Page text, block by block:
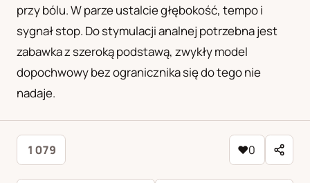
przy bólu. W parze ustalcie głębokość, tempo i
sygnał stop. Do stymulacji analnej potrzebna jest
zabawka z szeroką podstawą, zwykły model
dopochwowy bez ogranicznika się do tego nie
nadaje.
1 079 ♥0